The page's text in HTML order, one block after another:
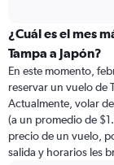
categories.
Range:
91
categories.
The
chart
has
1
Y
¿Cuál es el mes
Tampa a Japón?
En este momento,
reservar un vuelo de
Actualmente, volar
(a un promedio de
precio de un vuelo,
salida y horarios les